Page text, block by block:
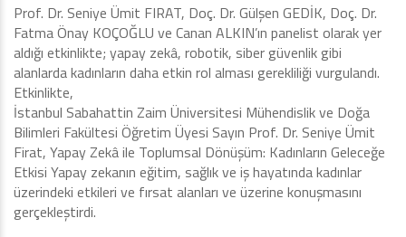
Prof. Dr. Seniye Ümit FIRAT, Doç. Dr. Gülşen GEDİK, Doç. Dr.
Fatma Önay KOÇOĞLU ve Canan ALKIN’ın panelist olarak yer
aldığı etkinlikte; yapay zekâ, robotik, siber güvenlik gibi
alanlarda kadınların daha etkin rol alması gerekliliği vurgulandı.
Etkinlikte,
İstanbul Sabahattin Zaim Üniversitesi Mühendislik ve Doğa
Bilimleri Fakültesi Öğretim Üyesi Sayın Prof. Dr. Seniye Ümit
Firat, Yapay Zekâ ile Toplumsal Dönüşüm: Kadınların Geleceğe
Etkisi Yapay zekanın eğitim, sağlık ve iş hayatında kadınlar
üzerindeki etkileri ve fırsat alanları ve üzerine konuşmasını
gerçekleştirdi.